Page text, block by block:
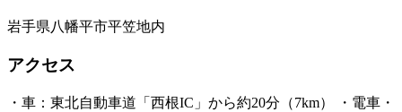
岩手県八幡平市平笠地内
アクセス
・車：東北自動車道「西根IC」から約20分（7km） ・電車・